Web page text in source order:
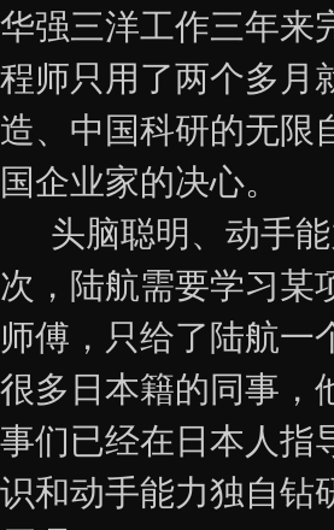
华强三洋工作三年来
程师只用了两个多月
造、中国科研的无限
国企业家的决心。
头脑聪明、动手能
次，陆航需要学习某
师傅，只给了陆航一
很多日本籍的同事，
事们已经在日本人指
识和动手能力独自钻